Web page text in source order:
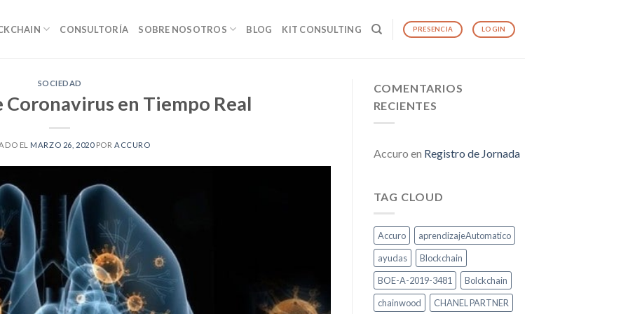
CONSULTORÍA SOBRE NOSOTROS BLOG KIT CONSULTING PRESENCIA LOGIN
SOCIEDAD
en Tiempo Real
EL MARZO 26, 2020POR ACCURO
COMENTARIOS
RECIENTES
Accuro en Registro de Jornada
TAG CLOUD
Accuro
aprendizajeAutomatico
ayudas
Blockchain
BOE-A-2019-3481
Bolckchain
chainwood
CHANEL PARTNER